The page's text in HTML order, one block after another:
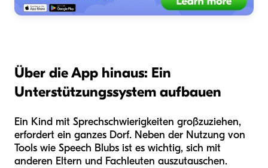
Über die App hinaus: Ein
Unterstützungssystem aufbauen
Ein Kind mit Sprechschwierigkeiten großzuziehen,
erfordert ein ganzes Dorf. Neben der Nutzung von
Tools wie Speech Blubs ist es wichtig, sich mit
anderen Eltern und Fachleuten auszutauschen.